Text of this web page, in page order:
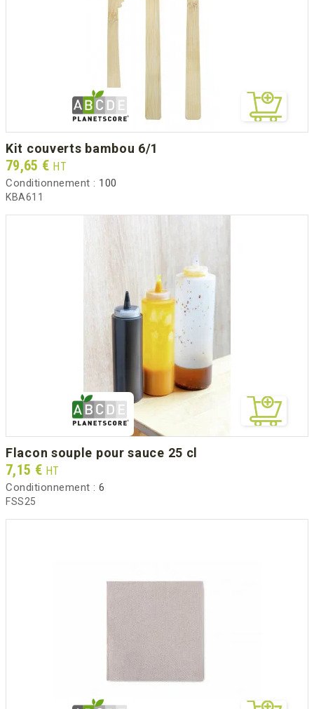
kit couverts bambou 6/1
Prix
79,65 € HT
Conditionnement : 100
KBA611
flacon souple pour sauce 25 cl
Prix
7,15 € HT
Conditionnement : 6
FSS25